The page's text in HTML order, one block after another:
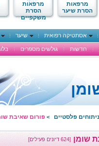
מרפאות
הסרת שיער
מרפאות
הסרת
משקפיים
אסתטיקה רפואית שיער
חדשות גולשים מספרים
פלסטיים > פורום שאיבת
[624 דיונים פעילים] שומן